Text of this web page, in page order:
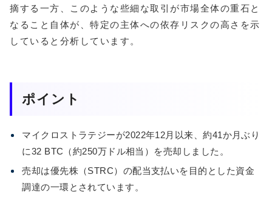
摘する一方、このような些細な取引が市場全体の重石と
なること自体が、特定の主体への依存リスクの高さを示
していると分析しています。
ポイント
マイクロストラテジーが2022年12月以来、約41か月ぶり
に32 BTC（約250万ドル相当）を売却しました。
売却は優先株（STRC）の配当支払いを目的とした資金
調達の一環とされています。